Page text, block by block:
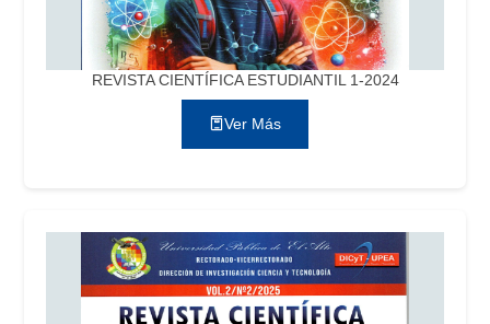
REVISTA CIENTÍFICA ESTUDIANTIL 1-2024
Ver Más